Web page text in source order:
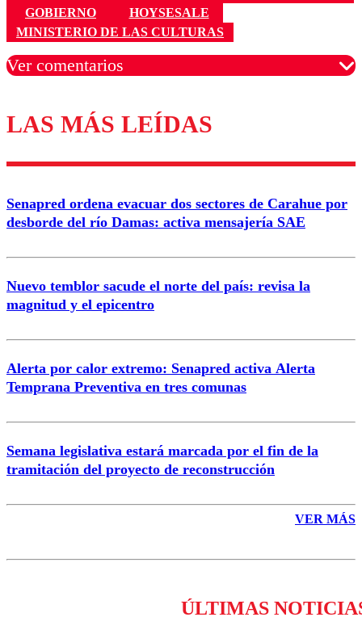
GOBIERNO
HOYSESALE
MINISTERIO DE LAS CULTURAS
Ver comentarios
Los comentarios son moderados para garantizar un
diálogo respetuoso.
Correo
LAS MÁS LEÍDAS
Senapred ordena evacuar dos sectores de Carahue por
desborde del río Damas: activa mensajería SAE
Nuevo temblor sacude el norte del país: revisa la
magnitud y el epicentro
Alerta por calor extremo: Senapred activa Alerta
Temprana Preventiva en tres comunas
Semana legislativa estará marcada por el fin de la
tramitación del proyecto de reconstrucción
VER MÁS
ÚLTIMAS